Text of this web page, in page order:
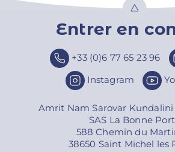
Entrer en
+33 (0)6 77 65 23 96
Instagram
Amrit Nam Sarovar Kundalini
SAS La Bonne
588 Chemin du
38650 Saint Michel les
Top